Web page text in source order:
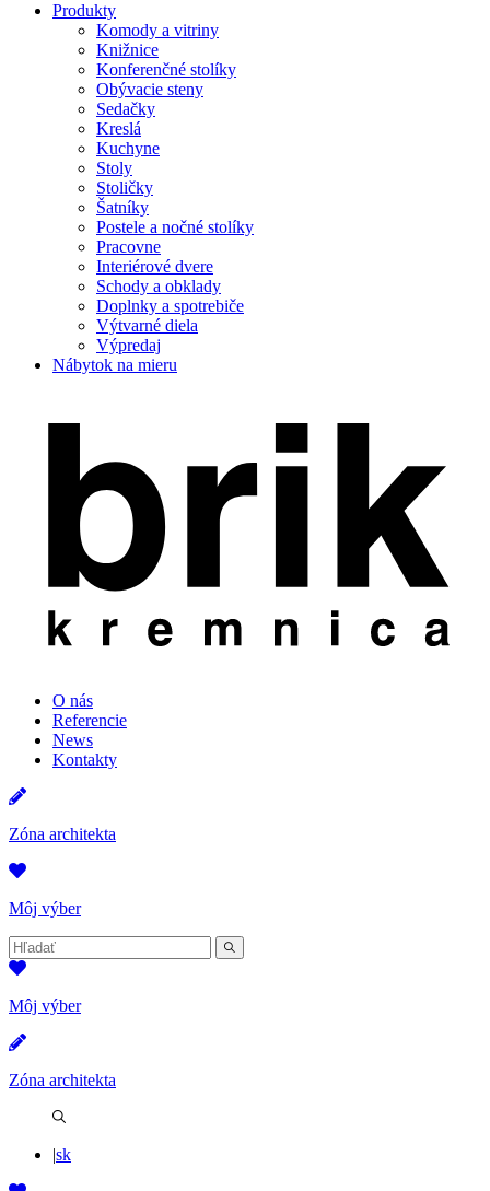
Produkty
Komody a vitriny
Knižnice
Konferenčné stolíky
Obývacie steny
Sedačky
Kreslá
Kuchyne
Stoly
Stoličky
Šatníky
Postele a nočné stolíky
Pracovne
Interiérové dvere
Schody a obklady
Doplnky a spotrebiče
Výtvarné diela
Výpredaj
Nábytok na mieru
O nás
Referencie
News
Kontakty
Zóna architekta
Môj výber
Hľadať:
Hľadať
Môj výber
Zóna architekta
Hľadať
sk